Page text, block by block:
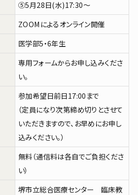
メニューを閉じる
⑤5月28日(水)17:30～
ZOOMによるオンライン開催
医学部5・6年生
専用フォームからお申し込みくださ
い。
参加希望日前日17:00まで
（定員になり次第締め切りとさせて
いただきますので、お早めにお申し
込みください。）
無料（通信料は各自でご負担くださ
い）
堺市立総合医療センター 臨床教